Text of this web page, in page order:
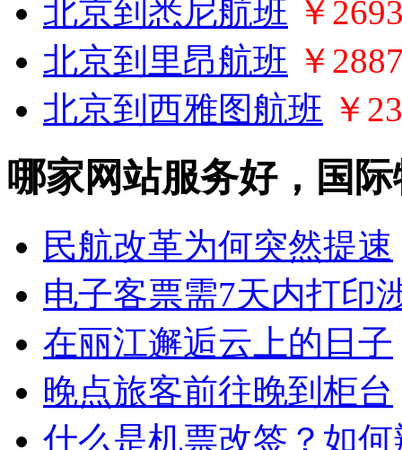
北京到悉尼航班 ￥
北京到里昂航班 ￥
北京到西雅图航班 ￥
哪家网站服务好，国
民航改革为何突然提速
电子客票需7天内打印
在丽江邂逅云上的日子
晚点旅客前往晚到柜台
什么是机票改签？如